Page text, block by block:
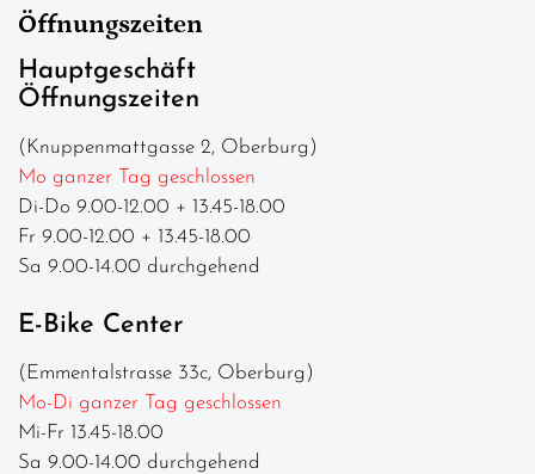
Öffnungszeiten
Hauptgeschäft
Öffnungszeiten
(Knuppenmattgasse 2, Oberburg)
Mo ganzer Tag geschlossen
Di-Do 9.00-12.00 + 13.45-18.00
Fr 9.00-12.00 + 13.45-18.00
Sa 9.00-14.00 durchgehend
E-Bike Center
(Emmentalstrasse 33c, Oberburg)
Mo-Di ganzer Tag geschlossen
Mi-Fr 13.45-18.00
Sa 9.00-14.00 durchgehend